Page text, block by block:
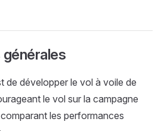
générales
de développer le vol à voile de
le vol sur la campagne
les performances